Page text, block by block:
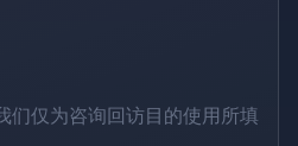
们仅为咨询回访目的使用所填